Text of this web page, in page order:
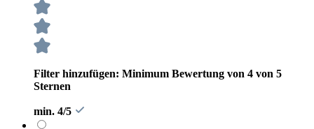
Filter hinzufügen: Minimum Bewertung von 4 von 5
Sternen
min. 4/5